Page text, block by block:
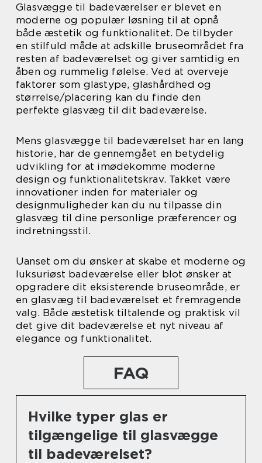
Glasvægge til badeværelser er blevet en
moderne og populær løsning til at opnå
både æstetik og funktionalitet. De tilbyder
en stilfuld måde at adskille bruseområdet fra
resten af badeværelset og giver samtidig en
åben og rummelig følelse. Ved at overveje
faktorer som glastype, glashårdhed og
størrelse/placering kan du finde den
perfekte glasvæg til dit badeværelse.
Mens glasvægge til badeværelset har en lang
historie, har de gennemgået en betydelig
udvikling for at imødekomme moderne
design og funktionalitetskrav. Takket være
innovationer inden for materialer og
designmuligheder kan du nu tilpasse din
glasvæg til dine personlige præferencer og
indretningsstil.
Uanset om du ønsker at skabe et moderne og
luksuriøst badeværelse eller blot ønsker at
opgradere dit eksisterende bruseområde, er
en glasvæg til badeværelset et fremragende
valg. Både æstetisk tiltalende og praktisk vil
det give dit badeværelse et nyt niveau af
elegance og funktionalitet.
FAQ
Hvilke typer glas er
tilgængelige til glasvægge
til badeværelset?